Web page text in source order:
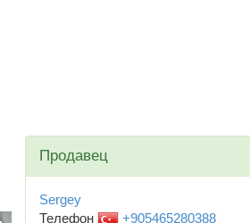
Продавец
Sergey
Телефон
+905465280388